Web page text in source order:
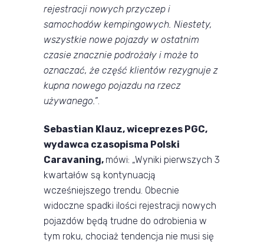
rejestracji nowych przyczep i
samochodów kempingowych. Niestety,
wszystkie nowe pojazdy w ostatnim
czasie znacznie podrożały i może to
oznaczać, że część klientów rezygnuje z
kupna nowego pojazdu na rzecz
używanego.”
Sebastian Klauz, wiceprezes PGC,
wydawca czasopisma Polski
Caravaning, mówi: „Wyniki pierwszych 3
kwartałów są kontynuacją
wcześniejszego trendu. Obecnie
widoczne spadki ilości rejestracji nowych
pojazdów będą trudne do odrobienia w
tym roku, chociaż tendencja nie musi się